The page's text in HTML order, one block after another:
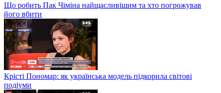
Що робить Пак Чіміна найщасливішим та хто погрожував
його вбити
Крісті Пономар: як українська модель підкорила світові
подіуми